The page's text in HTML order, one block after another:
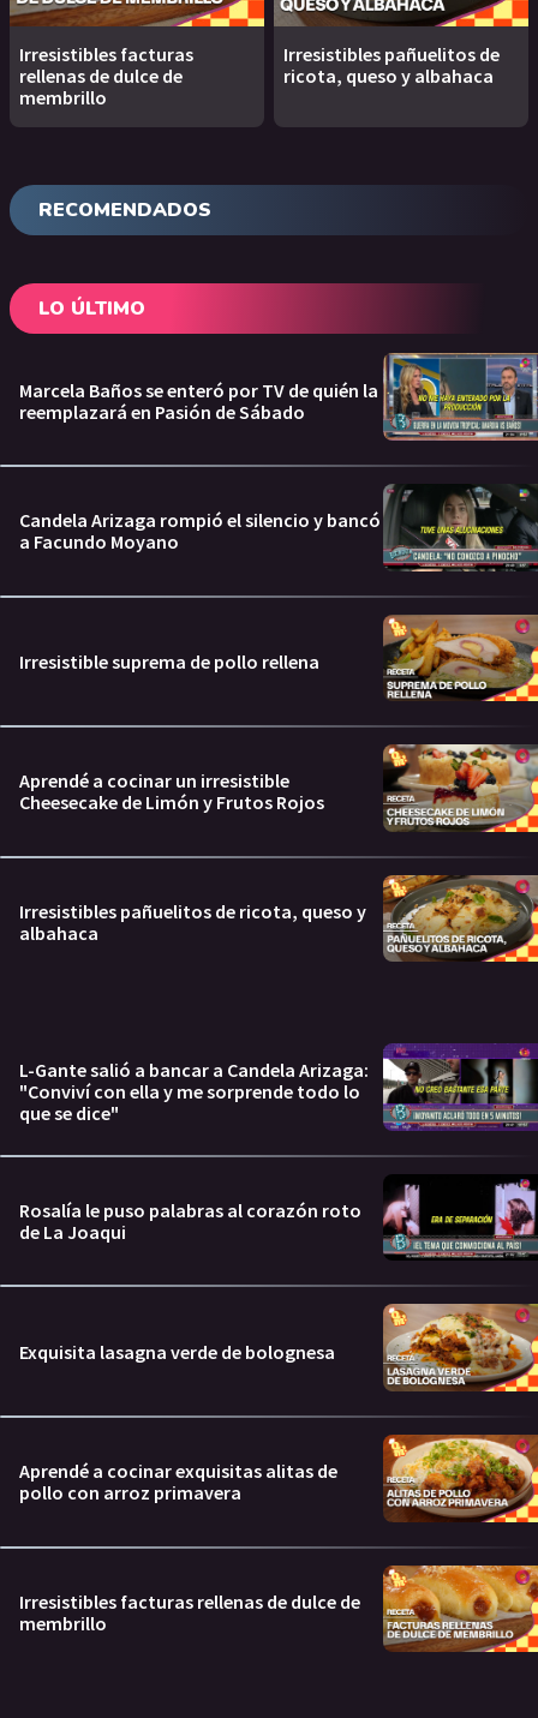
Irresistibles facturas
rellenas de dulce de
membrillo
Irresistibles pañuelitos de
ricota, queso y albahaca
RECOMENDADOS
LO ÚLTIMO
Marcela Baños se enteró por TV de quién la
reemplazará en Pasión de Sábado
Candela Arizaga rompió el silencio y bancó
a Facundo Moyano
Irresistible suprema de pollo rellena
Aprendé a cocinar un irresistible
Cheesecake de Limón y Frutos Rojos
Irresistibles pañuelitos de ricota, queso y
albahaca
L-Gante salió a bancar a Candela Arizaga:
"Conviví con ella y me sorprende todo lo
que se dice"
Rosalía le puso palabras al corazón roto
de La Joaqui
Exquisita lasagna verde de bolognesa
Aprendé a cocinar exquisitas alitas de
pollo con arroz primavera
Irresistibles facturas rellenas de dulce de
membrillo